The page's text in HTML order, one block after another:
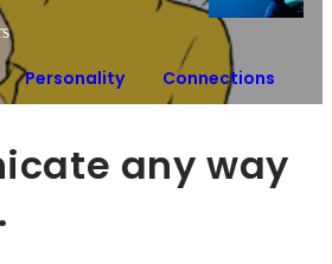
Personality Connections
any way